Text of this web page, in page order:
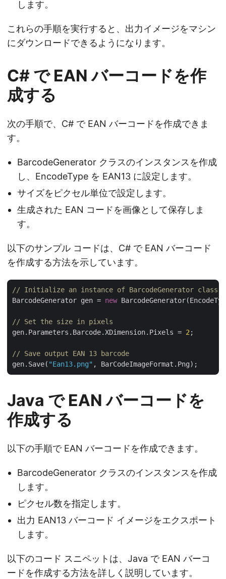
します。
これらの手順を実行すると、出力イメージをマシン
にダウンロードできるようになります。
C# で EAN バーコードを作
成する
次の手順で、C# で EAN バーコードを作成できま
す。
BarcodeGenerator クラスのインスタンスを作成
し、EncodeType を EAN13 に設定します。
サイズをピクセル単位で設定します。
生成された EAN コードを画像として保存しま
す。
以下のサンプル コードは、C# で EAN バーコード
を作成する方法を示しています。
// Initialize an instance of BarcodeGenerator class
BarcodeGenerator gen = new
// Set the size in pixels
gen.Parameters.Barcode.XDimension.Pixels = 2 ;
// Save output EAN 13 barcode
gen.Save( "Ean13.png"
Java で EAN バーコードを
作成する
以下の手順で EAN バーコードを作成できます。
BarcodeGenerator クラスのインスタンスを作成
します。
ピクセル数を指定します。
出力 EAN13 バーコード イメージをエクスポート
します。
以下のコード スニペットは、Java で EAN バーコ
ードを作成する方法を詳しく説明しています。